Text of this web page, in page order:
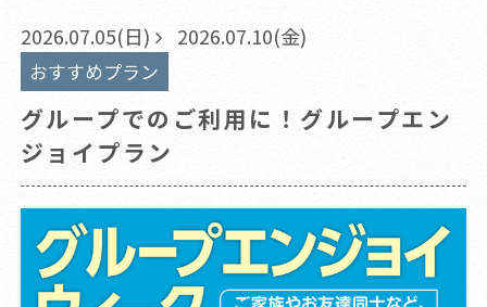
2026.07.05(日) 2026.07.10(金)
おすすめプラン
グループでのご利用に！グループエン
ジョイプラン